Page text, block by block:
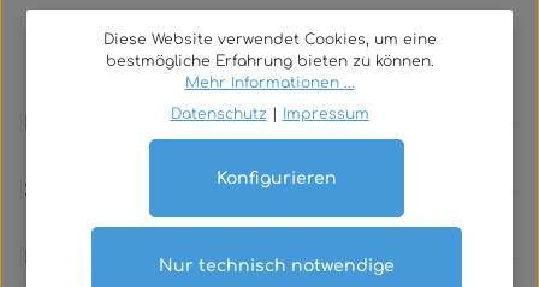
Service
Diese Website verwendet Cookies, um eine
bestmögliche Erfahrung bieten zu können.
Mehr Informationen ...
Datenschutz
Impressum
Nur technisch notwendige
Konfigurieren